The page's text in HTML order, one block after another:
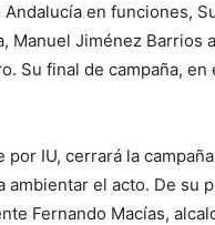
en funciones,
Manuel Jiménez Barrios
Su final de campaña,
por IU, cerrará la
ambientar el acto. De su
Fernando Macías,